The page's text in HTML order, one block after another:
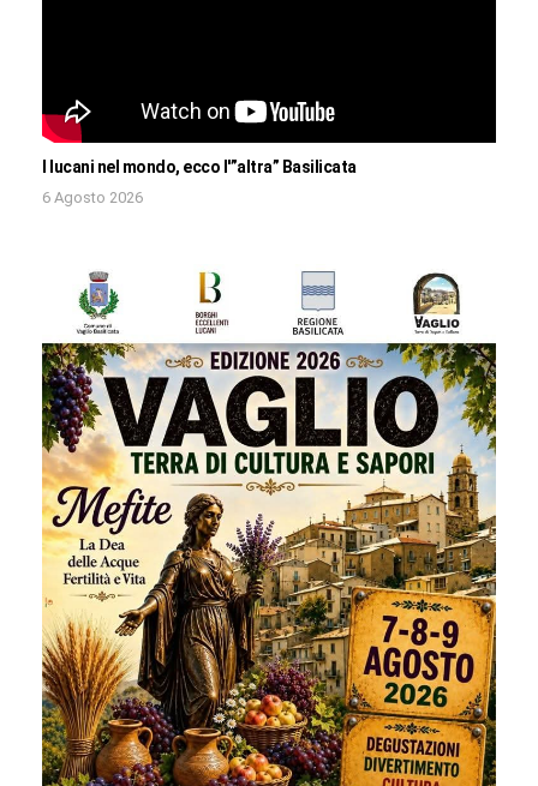
I lucani nel mondo, ecco l'”altra” Basilicata
6 Agosto 2026